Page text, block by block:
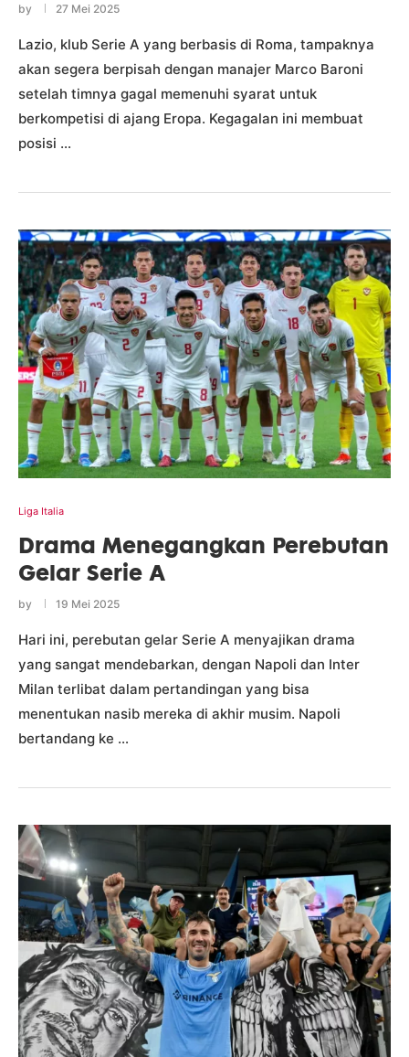
by 27 Mei 2025
Lazio, klub Serie A yang berbasis di Roma, tampaknya
akan segera berpisah dengan manajer Marco Baroni
setelah timnya gagal memenuhi syarat untuk
berkompetisi di ajang Eropa. Kegagalan ini membuat
posisi …
Liga Italia
Drama Menegangkan Perebutan
Gelar Serie A
by 19 Mei 2025
Hari ini, perebutan gelar Serie A menyajikan drama
yang sangat mendebarkan, dengan Napoli dan Inter
Milan terlibat dalam pertandingan yang bisa
menentukan nasib mereka di akhir musim. Napoli
bertandang ke …